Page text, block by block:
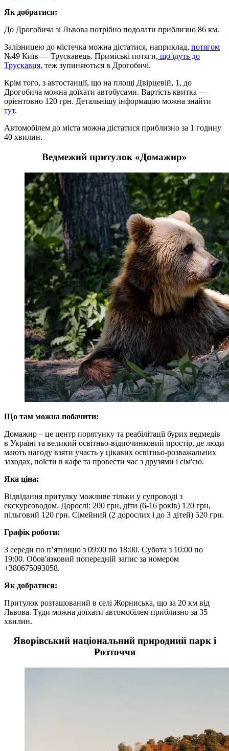
Як добратися:
До Дрогобича зі Львова потрібно подолати приблизно 86 км.
Залізницею до містечка можна дістатися, наприклад, потягом
№49 Київ — Трускавець. Приміські потяги, що їдуть до
Трускавця, теж зупиняються в Дрогобичі.
Крім того, з автостанції, що на площі Двірцевій, 1, до
Дрогобича можна доїхати автобусами. Вартість квитка —
орієнтовно 120 грн. Детальнішу інформацію можна знайти
тут.
Автомобілем до міста можна дістатися приблизно за 1 годину
40 хвилин.
Ведмежий притулок «Домажир»
Що там можна побачити:
Домажир – це центр порятунку та реабілітації бурих ведмедів
в Україні та великий освітньо-відпочинковий простір, де люди
мають нагоду взяти участь у цікавих освітньо-розважальних
заходах, поїсти в кафе та провести час з друзями і сім'єю.
Яка ціна:
Відвідання притулку можливе тільки у супроводі з
екскурсоводом. Дорослі: 200 грн, діти (6-16 років) 120 грн,
пільговий 120 грн. Сімейний (2 дорослих і до 3 дітей) 520 грн.
Графік роботи:
З середи по п’ятницю з 09:00 по 18:00. Субота з 10:00 по
19:00. Обов'язковий попередній запис за номером
+380675093058.
Як добратися:
Притулок розташований в селі Жорниська, що за 20 км від
Львова. Туди можна доїхати автомобілем приблизно за 35
хвилин.
Яворівський національний природний парк і
Розточчя